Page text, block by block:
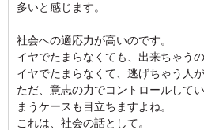
多いと感じます。
社会への適応力が高いのです。
イヤでたまらなくても、出来ちゃう
イヤでたまらなくて、逃げちゃう人
ただ、意志の力でコントロールして
まうケースも目立ちますよね。
これは、社会の話として。